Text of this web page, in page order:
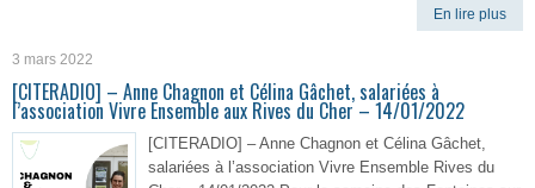
En lire plus
3 mars 2022
[CITERADIO] – Anne Chagnon et Célina Gâchet, salariées à
l’association Vivre Ensemble aux Rives du Cher – 14/01/2022
[CITERADIO] – Anne Chagnon et Célina Gâchet,
salariées à l’association Vivre Ensemble Rives du